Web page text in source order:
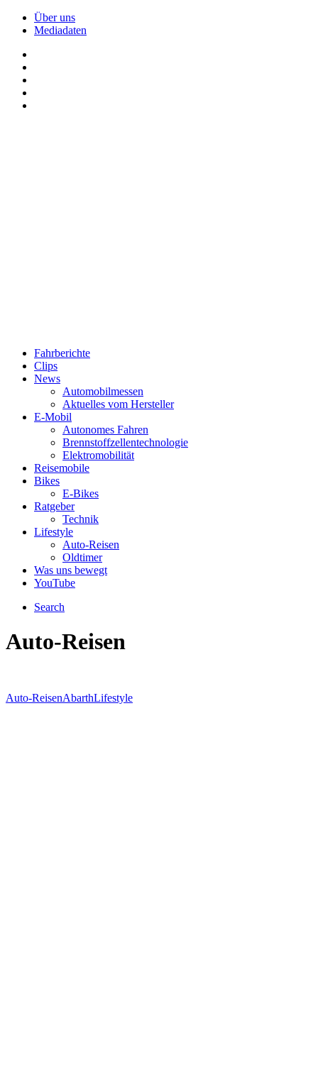
Über uns
Mediadaten
Fahrberichte
Clips
News
Automobilmessen
Aktuelles vom Hersteller
E-Mobil
Autonomes Fahren
Brennstoffzellentechnologie
Elektromobilität
Reisemobile
Bikes
E-Bikes
Ratgeber
Technik
Lifestyle
Auto-Reisen
Oldtimer
Was uns bewegt
YouTube
Search
Auto-Reisen
Auto-ReisenAbarthLifestyle